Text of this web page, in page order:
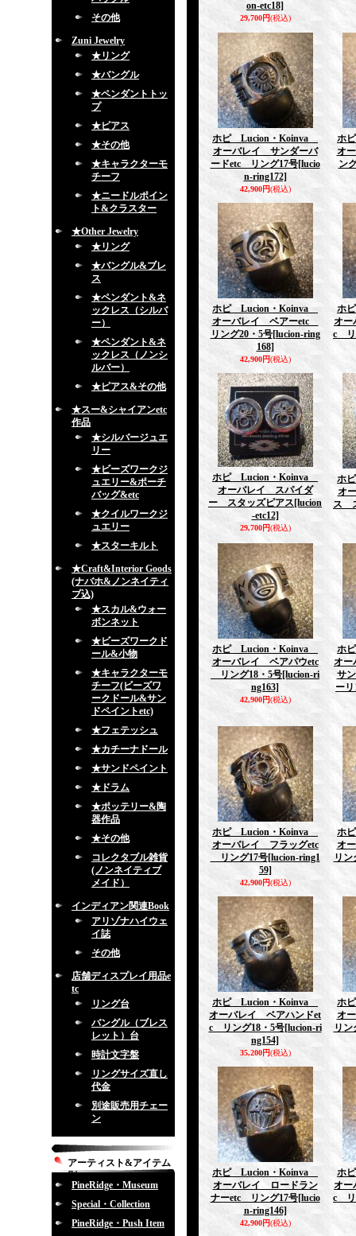
その他
Zuni Jewelry
★リング
★バングル
★ペンダントトッ
プ
★ピアス
★その他
★キャラクターモ
チーフ
★ニードルポイン
ト&クラスター
★Other Jewelry
★リング
★バングル&ブレ
ス
★ペンダント&ネ
ックレス（シルバ
ー）
★ペンダント&ネ
ックレス（ノンシ
ルバー）
★ピアス&その他
★スー&シャイアンetc
作品
★シルバージュエ
リー
★ビーズワークジ
ュエリー&ポーチ
バッグ&etc
★クイルワークジ
ュエリー
★スターキルト
★Craft&Interior Goods
(ナバホ&ノンネイティ
ブ込)
★スカル&ウォー
ボンネット
★ビーズワークド
ール&小物
★キャラクターモ
チーフ(ビーズワ
ークドール&サン
ドペイントetc)
★フェテッシュ
★カチーナドール
★サンドペイント
★ドラム
★ポッテリー&陶
器作品
★その他
コレクタブル雑貨
(ノンネイティブ
メイド）
インディアン関連Book
アリゾナハイウェ
イ誌
その他
店舗ディスプレイ用品e
tc
リング台
バングル（ブレス
レット）台
時計文字盤
リングサイズ直し
代金
別途販売用チェー
ン
アーティスト&アイテム
別
PineRidge・Museum
Special・Collection
PineRidge・Push Item
on-etc18]
29,700円(税込)
ホピ Lucion・Koinva
オーバレイ サンダーバ
ードetc リング17号[lucio
n-ring172]
42,900円(税込)
ホ
オ
ン
ホピ Lucion・Koinva
オーバレイ ベアーetc
リング20・5号[lucion-ring
168]
42,900円(税込)
ホ
オー
c リ
ホピ Lucion・Koinva
オーバレイ スパイダ
ー スタッズピアス [lucion
-etc12]
29,700円(税込)
ホ
オ
ス
ホピ Lucion・Koinva
オーバレイ ベアパウetc
リング18・5号[lucion-ri
ng163]
42,900円(税込)
ホ
オー
サ
ー
ホピ Lucion・Koinva
オーバレイ フラッグetc
リング17号[lucion-ring1
59]
42,900円(税込)
ホ
オ
リン
ホピ Lucion・Koinva
オーバレイ ベアハンドet
c リング18・5号[lucion-ri
ng154]
35,200円(税込)
ホ
オ
リン
ホピ Lucion・Koinva
オーバレイ ロードラン
ナーetc リング17号[lucio
n-ring146]
42,900円(税込)
ホ
オー
c リ